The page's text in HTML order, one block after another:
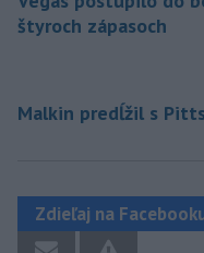
štyroch zápasoch
Malkin predĺžil s
Zdieľaj na